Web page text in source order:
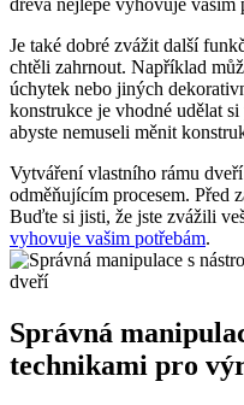
dřeva nejlépe vyhovuje vašim
Je také dobré zvážit další
chtěli zahrnout. Například
úchytek nebo jiných
konstrukce je vhodné udělat
abyste nemuseli měnit
Vytváření vlastního rámu
odměňujícím procesem. Před
Buďte si jisti, že jste zvážili
vyhovuje vašim potřebám.
Správná
technikami pro